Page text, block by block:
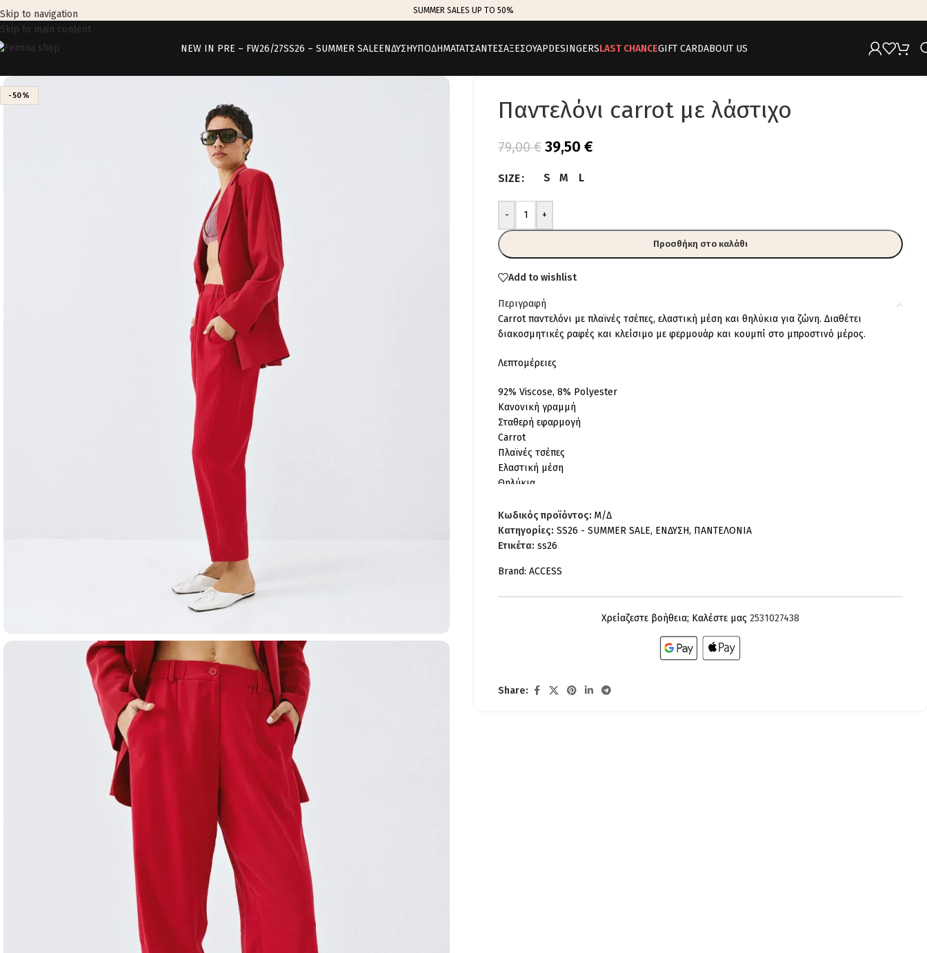
Skip to navigation
Skip to main content
SUMMER SALES UP TO 50%
NEW IN PRE – FW26/27SS26 – SUMMER SALEΕΝΔΥΣΗΥΠΟΔΗΜΑΤΑΤΣΑΝΤΕΣΑΞΕΣΟΥΑΡDESINGERSLAST CHANCEGIFT CARDABOUT US
-50%
Παντελόνι carrot με λάστιχο
79,00€ 39,50 €
SIZE S M L
- +
Προσθήκη στο καλάθι
Add to wishlist
Περιγραφή
Carrot παντελόνι με πλαϊνές τσέπες, ελαστική μέση και θηλύκια για ζώνη. Διαθέτει
διακοσμητικές ραφές και κλείσιμο με φερμουάρ και κουμπί στο μπροστινό μέρος.
Λεπτομέρειες
92% Viscose, 8% Polyester
Κανονική γραμμή
Σταθερή εφαρμογή
Carrot
Πλαϊνές τσέπες
Ελαστική μέση
Θηλύκια
Κλείσιμο με φερμουάρ και κουμπί μπροστά
63-5051-RED
Κωδικός προϊόντος: Μ/Δ
Κατηγορίες: SS26 - SUMMER SALE, ΕΝΔΥΣΗ, ΠΑΝΤΕΛΟΝΙΑ
Ετικέτα: ss26
Brand: ACCESS
Χρείαζεστε βοήθεια; Καλέστε μας 2531027438
Share: